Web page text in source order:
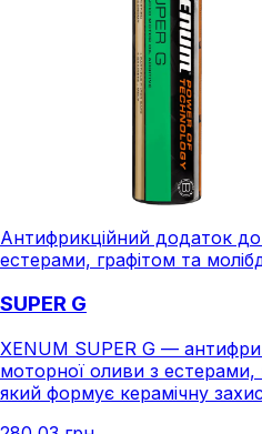
Антифрикційний додаток
естерами, графітом та
SUPER G
XENUM SUPER G —
моторної оливи з естерами,
який формує керамічну